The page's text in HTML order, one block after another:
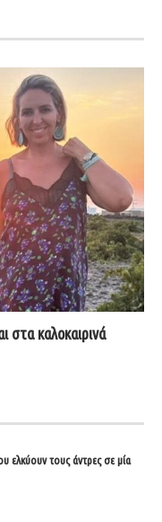
στα καλοκαιρινά
ελκύουν τους άντρες σε μία